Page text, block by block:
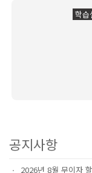
학습
공지사항
2026년 8월 무이자